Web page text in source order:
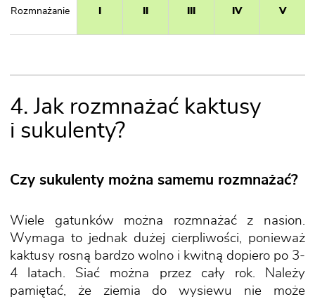
Rozmnażanie IV V
4. Jak rozmnażać kaktusy
i sukulenty?
Czy sukulenty można samemu rozmnażać?
Wiele gatunków można rozmnażać z nasion.
Wymaga to jednak dużej cierpliwości, ponieważ
kaktusy rosną bardzo wolno i kwitną dopiero po 3-
4 latach. Siać można przez cały rok. Należy
pamiętać, że ziemia do wysiewu nie może